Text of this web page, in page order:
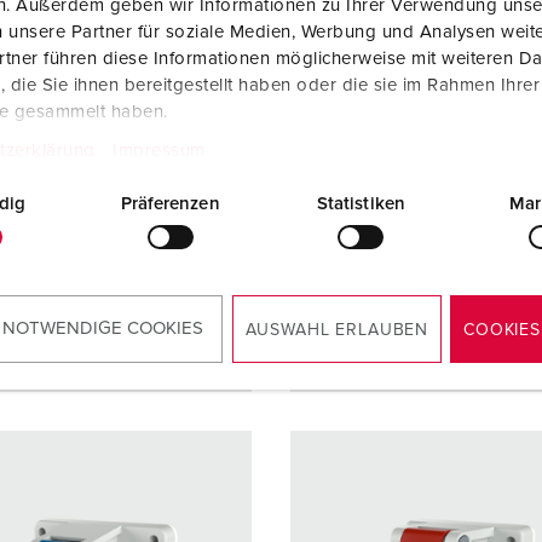
Außerdem geben wir Informationen zu Ihrer Verwendung
unsere Partner für soziale Medien, Werbung und Analysen
führen diese Informationen möglicherweise mit weiteren
die Sie ihnen bereitgestellt haben oder die sie im Rahmen
gesammelt haben.
Präferenzen Statistiken
COOKIES AUSWAHL ERLAUBEN
IP44
16 A
4 p
skruvkontakt
SEG: 2417946
Skyddstyp
Ampere 16 A
Anslutningsteknol